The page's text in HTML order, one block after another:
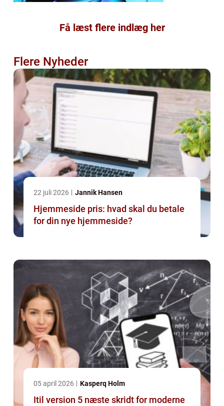
Få læst flere indlæg her
Flere Nyheder
22 juli 2026 Jannik Hansen
Hjemmeside pris: hvad skal du betale
for din nye hjemmeside?
05 april 2026 Kasperq Holm
Itil version 5 næste skridt for moderne